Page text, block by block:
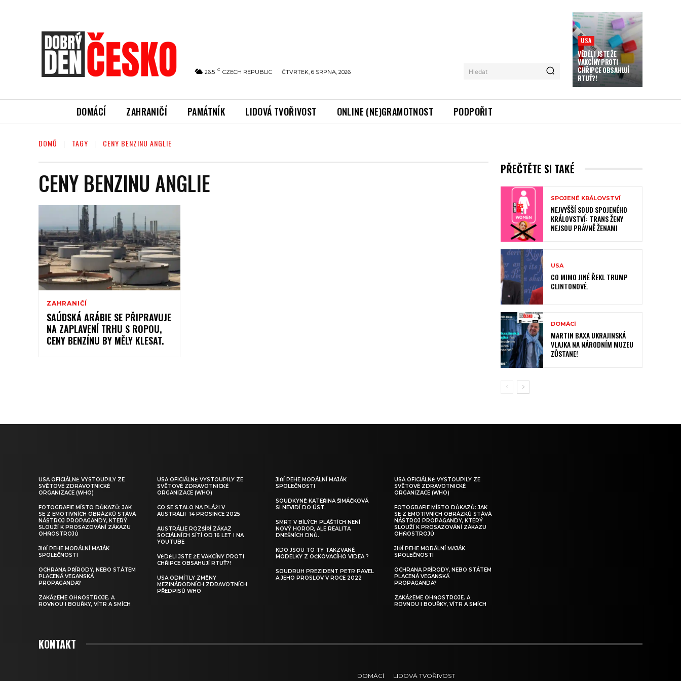
26.5 C CZECH REPUBLIC ČTVRTEK, 6 SRPNA, 2026 Hledat
USA
VĚDĚLI JSTE ŽE
VAKCÍNY PROTI
CHŘIPCE OBSAHUJÍ
RTUŤ?!
DOMÁCÍ ZAHRANIČÍ PAMÁTNÍK LIDOVÁ TVOŘIVOST ONLINE (NE)GRAMOTNOST PODPOŘIT
DOMŮ TAGY CENY BENZINU ANGLIE
CENY BENZINU ANGLIE
ZAHRANIČÍ
SAÚDSKÁ ARÁBIE SE PŘIPRAVUJE
NA ZAPLAVENÍ TRHU S ROPOU,
CENY BENZÍNU BY MĚLY KLESAT.
PŘEČTĚTE SI TAKÉ
SPOJENÉ KRÁLOVSTVÍ
NEJVYŠŠÍ SOUD SPOJENÉHO
KRÁLOVSTVÍ: TRANS ŽENY
NEJSOU PRÁVNĚ ŽENAMI
USA
CO MIMO JINÉ ŘEKL TRUMP
CLINTONOVÉ.
DOMÁCÍ
MARTIN BAXA UKRAJINSKÁ
VLAJKA NA NÁRODNÍM MUZEU
ZŮSTANE!
USA OFICIÁLNĚ VYSTOUPILY ZE
SVĚTOVÉ ZDRAVOTNICKÉ
ORGANIZACE (WHO)
FOTOGRAFIE MÍSTO DŮKAZŮ: JAK
SE Z EMOTIVNÍCH OBRÁZKŮ STÁVÁ
NÁSTROJ PROPAGANDY, KTERÝ
SLOUŽÍ K PROSAZOVÁNÍ ZÁKAZU
OHŇOSTROJŮ
JIŘÍ PEHE MORÁLNÍ MAJÁK
SPOLEČNOSTI
OCHRANA PŘÍRODY, NEBO STÁTEM
PLACENÁ VEGANSKÁ
PROPAGANDA?
ZAKÁŽEME OHŇOSTROJE. A
ROVNOU I BOUŘKY, VÍTR A SMÍCH
USA OFICIÁLNĚ VYSTOUPILY ZE
SVĚTOVÉ ZDRAVOTNICKÉ
ORGANIZACE (WHO)
CO SE STALO NA PLÁŽI V
AUSTRÁLII 14 PROSINCE 2025
AUSTRÁLIE ROZŠÍŘÍ ZÁKAZ
SOCIÁLNÍCH SÍTÍ OD 16 LET I NA
YOUTUBE
VĚDĚLI JSTE ŽE VAKCÍNY PROTI
CHŘIPCE OBSAHUJÍ RTUŤ?!
USA ODMÍTLY ZMĚNY
MEZINÁRODNÍCH ZDRAVOTNÍCH
PŘEDPISŮ WHO
JIŘÍ PEHE MORÁLNÍ MAJÁK
SPOLEČNOSTI
SOUDKYNĚ KATEŘINA ŠIMÁČKOVÁ
SI NEVIDÍ DO ÚST.
SMRT V BÍLÝCH PLÁŠTÍCH NENÍ
NOVÝ HOROR, ALE REALITA
DNEŠNÍCH DNŮ.
KDO JSOU TO TY TAKZVANÉ
MODELKY Z OČKOVACÍHO VIDEA ?
SOUDRUH PREZIDENT PETR PAVEL
A JEHO PROSLOV V ROCE 2022
USA OFICIÁLNĚ VYSTOUPILY ZE
SVĚTOVÉ ZDRAVOTNICKÉ
ORGANIZACE (WHO)
FOTOGRAFIE MÍSTO DŮKAZŮ: JAK
SE Z EMOTIVNÍCH OBRÁZKŮ STÁVÁ
NÁSTROJ PROPAGANDY, KTERÝ
SLOUŽÍ K PROSAZOVÁNÍ ZÁKAZU
OHŇOSTROJŮ
JIŘÍ PEHE MORÁLNÍ MAJÁK
SPOLEČNOSTI
OCHRANA PŘÍRODY, NEBO STÁTEM
PLACENÁ VEGANSKÁ
PROPAGANDA?
ZAKÁŽEME OHŇOSTROJE. A
ROVNOU I BOUŘKY, VÍTR A SMÍCH
KONTAKT
DOMÁCÍ LIDOVÁ TVOŘIVOST